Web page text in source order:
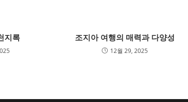
지록 조지아 여행의 매력과 다양성
12월 29, 2025